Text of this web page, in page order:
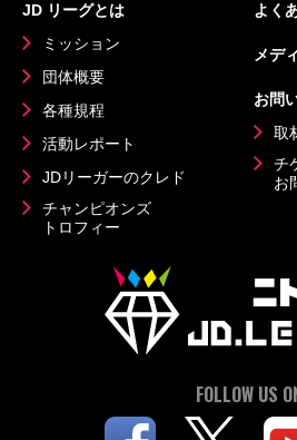
JD リーグとは
ミッション
団体概要
各種規程
活動レポート
JDリーガーのクレド
チャンピオンズ
トロフィー
よく
メデ
お問
取
チ
お
FOLLOW US